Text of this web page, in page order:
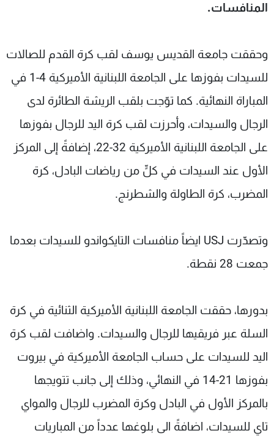
المنافسات.
وحققت جامعة القديس يوسف لقب كرة القدم للصالات
للسيدات بفوزها على الجامعة اللبنانية الأميركية 4-1 في
المباراة النهائية. كما توّجت بلقب الريشة الطائرة لدى
الرجال والسيدات، وأحرزت لقب كرة اليد للرجال بفوزها
على الجامعة اللبنانية الأميركية 32-22، إضافةً إلى المركز
الأول عند السيدات في كلٍّ من رياضات البادل، كرة
المضرب، كرة الطاولة والشطرنج.
وتصدّرت USJ ايضاً منافسات التايكواندو للسيدات بعدما
جمعت 28 نقطة.
بدورها، حققت الجامعة اللبنانية الأميركية الثنائية في كرة
السلة عبر فريقيها للرجال والسيدات. واضافت لقب كرة
اليد للسيدات على حساب الجامعة الأميركية في بيروت
بفوزها 21-14 في النهائي، وذلك إلى جانب تتويجها
بالمركز الأول في البادل وكرة المضرب للرجال والمواي
تاي للسيدات، اضافةً الى بلوغها عدداً من المباريات